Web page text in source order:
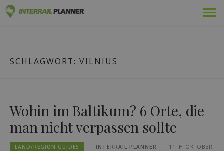
Pässe
Länder-Führer
Abmelden
SCHLAGWORT: VILNIUS
Wohin im Baltikum? 6 Orte, die
man nicht verpassen sollte
LAND/REGION GUIDES INTERRAIL PLANNER
11TH OKTOBER